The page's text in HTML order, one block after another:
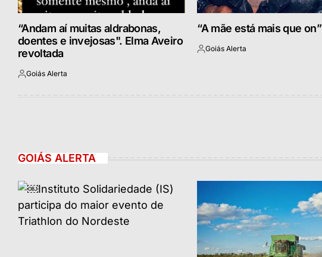
“Andam aí muitas aldrabonas,
doentes e invejosas". Elma Aveiro
revoltada
Postado
Goiás Alerta
“A mãe está mais que on”
Postado
Goiás Alerta
GOIÁS ALERTA